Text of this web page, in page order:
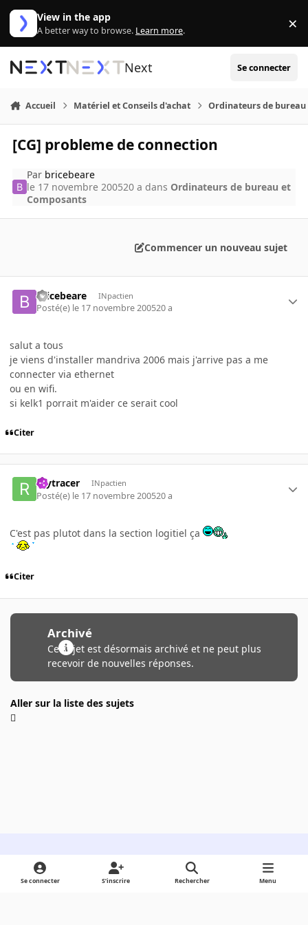
Aller au contenu
View in the app
A better way to browse. Learn more. ×
Next Se connecter
Accueil Matériel et Conseils d'achat Ordinateurs de bureau
[CG] probleme de connection
Par bricebeare
le 17 novembre 200520 a dans Ordinateurs de bureau et
Composants
Commencer un nouveau sujet
bricebeare INpactien
Posté(e) le 17 novembre 200520 a
salut a tous
je viens d'installer mandriva 2006 mais j'arrive pas a me
connecter via ethernet
ou en wifi.
si kelk1 porrait m'aider ce serait cool
Citer
raytracer INpactien
Posté(e) le 17 novembre 200520 a
C'est pas plutot dans la section logitiel ça
Citer
Archivé
Ce sujet est désormais archivé et ne peut plus
recevoir de nouvelles réponses.
Aller sur la liste des sujets
Light ModeDark ModeSystem Preference
Se connecter S’inscrire Rechercher Menu